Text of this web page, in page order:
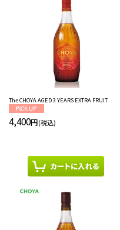
The CHOYA AGED 3 YEARS EXTRA FRUIT
4,400円(税込)